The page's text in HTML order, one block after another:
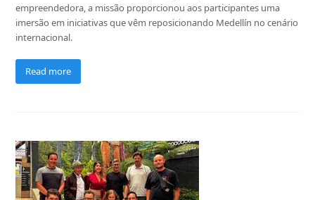
empreendedora, a missão proporcionou aos participantes uma
imersão em iniciativas que vêm reposicionando Medellín no cenário
internacional.
Read more